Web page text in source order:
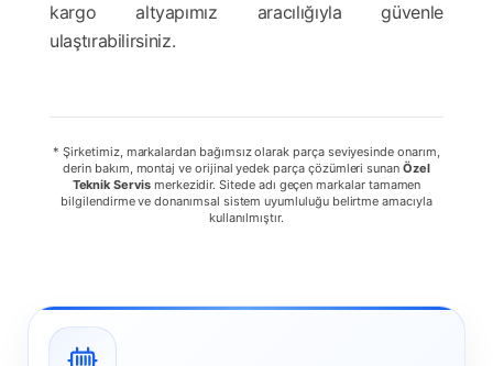
kargo altyapımız aracılığıyla güvenle
ulaştırabilirsiniz.
* Şirketimiz, markalardan bağımsız olarak parça seviyesinde onarım,
derin bakım, montaj ve orijinal yedek parça çözümleri sunan Özel
Teknik Servismerkezidir. Sitede adı geçen markalar tamamen
bilgilendirme ve donanımsal sistem uyumluluğu belirtme amacıyla
kullanılmıştır.